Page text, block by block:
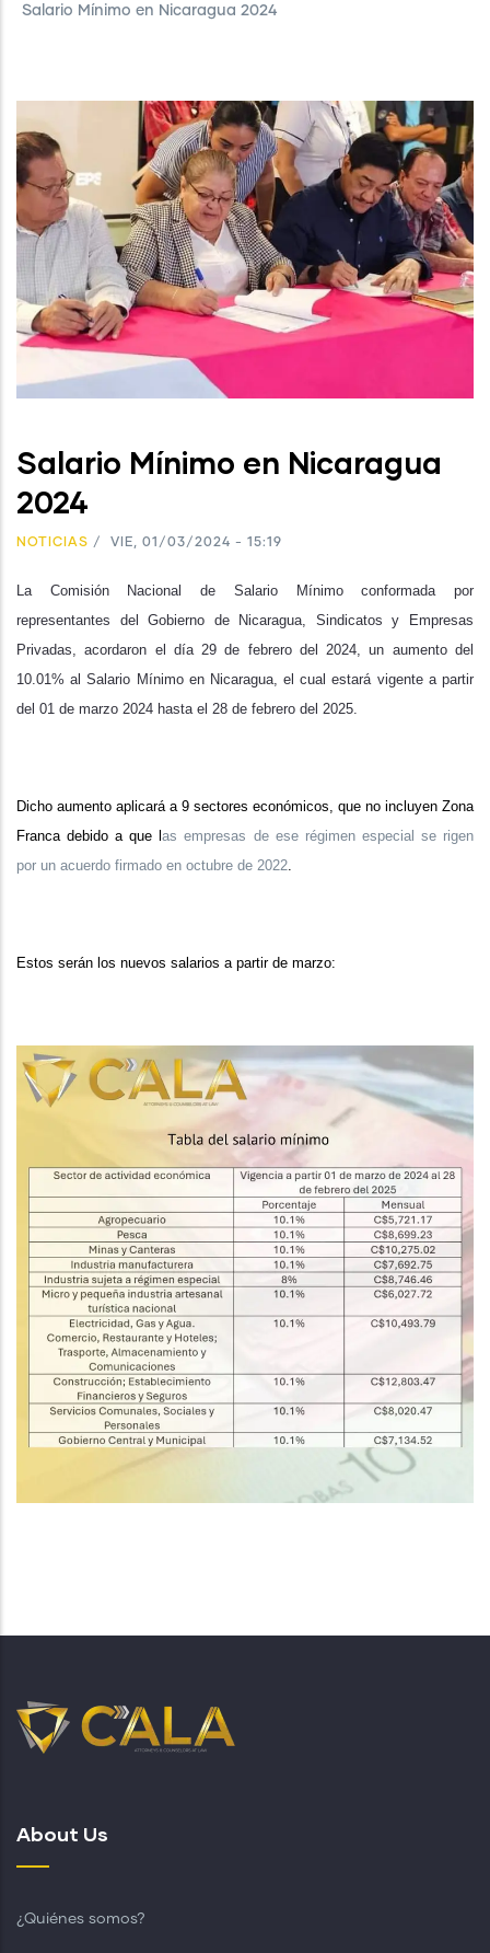
Salario Mínimo en Nicaragua 2024
Salario Mínimo en Nicaragua
2024
NOTICIAS / VIE, 01/03/2024 - 15:19
La Comisión Nacional de Salario Mínimo conformada por
representantes del Gobierno de Nicaragua, Sindicatos y Empresas
Privadas, acordaron el día 29 de febrero del 2024, un aumento del
10.01% al Salario Mínimo en Nicaragua, el cual estará vigente a partir
del 01 de marzo 2024 hasta el 28 de febrero del 2025.
Dicho aumento aplicará a 9 sectores económicos, que no incluyen Zona
Franca debido a que las empresas de ese régimen especial se rigen
por un acuerdo firmado en octubre de 2022
Estos serán los nuevos salarios a partir de marzo:
About Us
¿Quiénes somos?